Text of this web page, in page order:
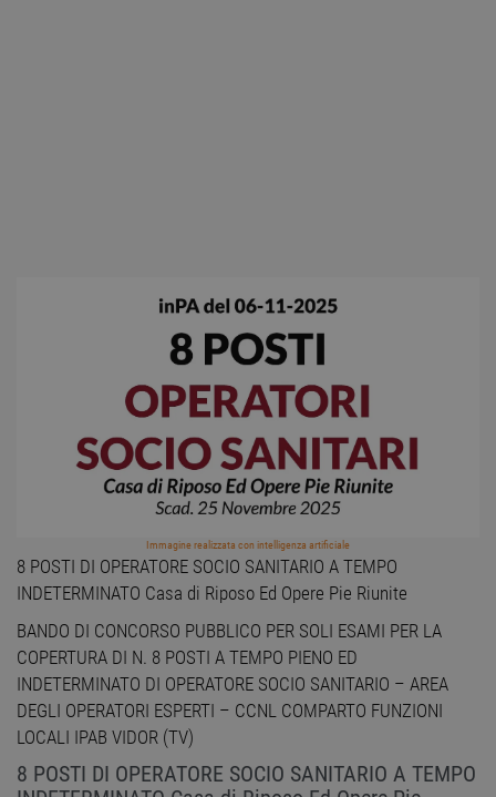
Immagine realizzata con intelligenza artificiale
8 POSTI DI OPERATORE SOCIO SANITARIO A TEMPO
INDETERMINATO Casa di Riposo Ed Opere Pie Riunite
BANDO DI CONCORSO PUBBLICO PER SOLI ESAMI PER LA
COPERTURA DI N. 8 POSTI A TEMPO PIENO ED
INDETERMINATO DI OPERATORE SOCIO SANITARIO – AREA
DEGLI OPERATORI ESPERTI – CCNL COMPARTO FUNZIONI
LOCALI IPAB VIDOR (TV)
8 POSTI DI OPERATORE SOCIO SANITARIO A TEMPO